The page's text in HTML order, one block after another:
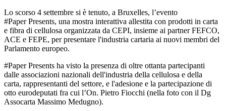
Lo scorso 4 settembre si è tenuto, a Bruxelles, l’evento
#Paper Presents, una mostra interattiva allestita con prodotti in carta
e fibra di cellulosa organizzata da CEPI, insieme ai partner FEFCO,
ACE e FEPE, per presentare l'industria cartaria ai nuovi membri del
Parlamento europeo.
#Paper Presents ha visto la presenza di oltre ottanta partecipanti
dalle associazioni nazionali dell'industria della cellulosa e della
carta, rappresentanti del settore, e l'adesione e la partecipazione di
otto eurodeputati fra cui l’On. Pietro Fiocchi (nella foto con il Dg
Assocarta Massimo Medugno).